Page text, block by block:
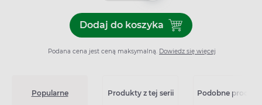
Dodaj do koszykaDodaj do koszyka Ibum
Podana cena jest ceną maksymalną. Dowiedz się więcej
Popularne Produkty z tej serii Podobne